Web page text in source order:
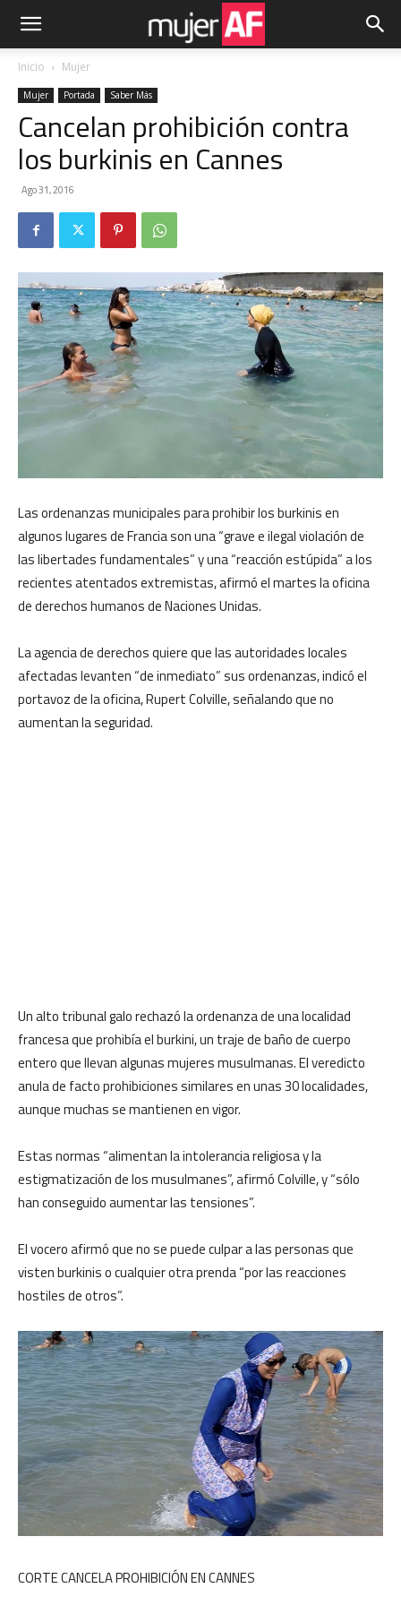
Inicio Mujer
Mujer Portada Saber Más
Cancelan prohibición contra
los burkinis en Cannes
Ago 31, 2016
Las ordenanzas municipales para prohibir los burkinis en
algunos lugares de Francia son una “grave e ilegal violación de
las libertades fundamentales” y una “reacción estúpida” a los
recientes atentados extremistas, afirmó el martes la oficina
de derechos humanos de Naciones Unidas.
La agencia de derechos quiere que las autoridades locales
afectadas levanten “de inmediato” sus ordenanzas, indicó el
portavoz de la oficina, Rupert Colville, señalando que no
aumentan la seguridad.
Un alto tribunal galo rechazó la ordenanza de una localidad
francesa que prohibía el burkini, un traje de baño de cuerpo
entero que llevan algunas mujeres musulmanas. El veredicto
anula de facto prohibiciones similares en unas 30 localidades,
aunque muchas se mantienen en vigor.
Estas normas “alimentan la intolerancia religiosa y la
estigmatización de los musulmanes”, afirmó Colville, y “sólo
han conseguido aumentar las tensiones”.
El vocero afirmó que no se puede culpar a las personas que
visten burkinis o cualquier otra prenda “por las reacciones
hostiles de otros”.
CORTE CANCELA PROHIBICIÓN EN CANNES